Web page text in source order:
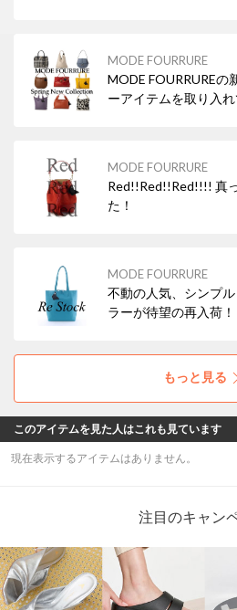
MODE FOURRURE
MODE FOURRUREの
ーアイテムを取り入
MODE FOURRURE
Red!!Red!!Red!!!! 真
た！
MODE FOURRURE
不動の人気、シンプ
ラーが待望の再入荷
（牛革）なので使え
ること間違いなし！
もっと見る
このアイテムを見た人はこれも見ています
現在表示するアイテムはありません。
注目のキャン